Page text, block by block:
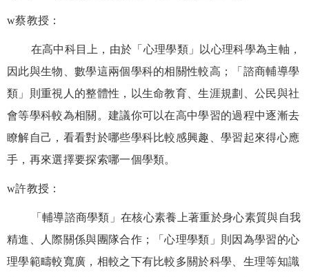
w蔡教授：
在高中科目上，由於「心理學類」以心理科學為主軸，
因此與生物、數學這兩個學科的相關性較高；「諮商輔導學
類」則重視人的整體性，以生命教育、生涯規劃、公民與社
會等學科較為相關。建議你可以在高中學習的過程中逐漸去
瞭解自己，看看對於哪些學科比較感興趣、學習起來得心應
手，再來選擇要探索哪一個學類。
w許教授：
「輔導諮商學類」在核心素養上著重於身心素質與自我
精進、人際關係與團隊合作；「心理學類」則因為學習的心
理學範疇較寬廣，相較之下有比較多關於科學、生理等知識